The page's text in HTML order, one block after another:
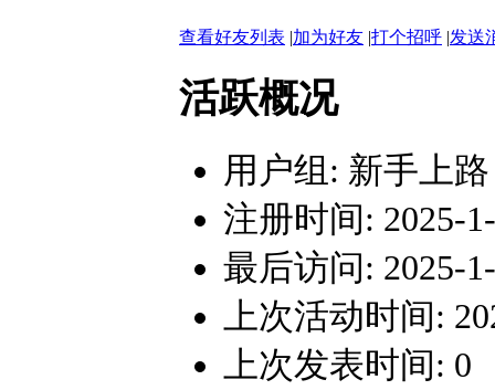
查看好友列表 |加为好友 |打个招呼 |发送
活跃概况
用户组: 新手上路
注册时间: 2025-
最后访问: 2025-
上次活动时间:
上次发表时间: 0